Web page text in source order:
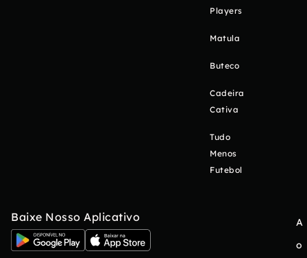
Players
Matula
Buteco
Cadeira
Cativa
Tudo
Menos
Futebol
Baixe Nosso Aplicativo
A
o